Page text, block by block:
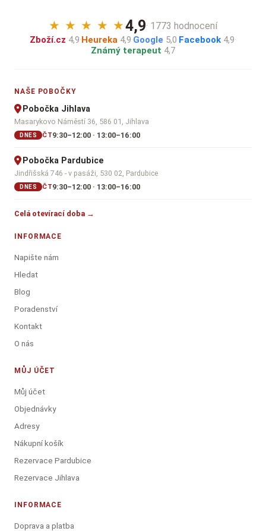
★ ★ ★ ★ ★4,9· 1773 hodnocení
Zboží.cz 4,9·Heureka 4,9·Google 5,0·Facebook 4,9·
Známý terapeut 4,7
NAŠE POBOČKY
Pobočka Jihlava
Masarykovo Náměstí 36, 586 01, Jihlava
DNES ČT9:30–12:00 · 13:00–16:00
Pobočka Pardubice
Jindřišská 746 - v pasáži, 530 02, Pardubice
DNES ČT9:30–12:00 · 13:00–16:00
Celá otevírací doba →
INFORMACE
Napište nám
Hledat
Blog
Poradenství
Kontakt
O nás
MŮJ ÚČET
Můj účet
Objednávky
Adresy
Nákupní košík
Rezervace Pardubice
Rezervace Jihlava
INFORMACE
Doprava a platba